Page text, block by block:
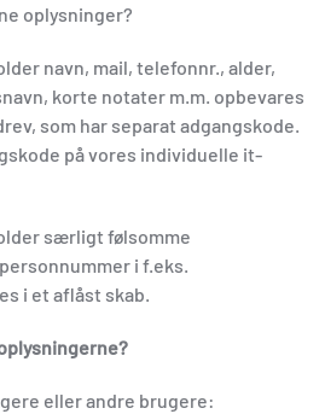
oplysninger?
navn, mail, telefonnr., alder,
korte notater m.m. opbevares
som har separat adgangskode.
på vores individuelle it-
særligt følsomme
i f.eks.
i et aflåst skab.
eller andre brugere: